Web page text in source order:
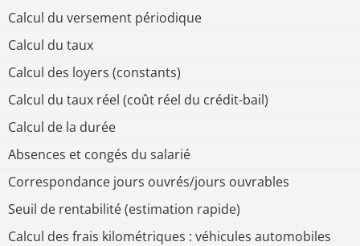
Calcul du versement périodique
Calcul du taux
Calcul des loyers (constants)
Calcul du taux réel (coût réel du crédit-bail)
Calcul de la durée
Absences et congés du salarié
Correspondance jours ouvrés/jours ouvrables
Seuil de rentabilité (estimation rapide)
Calcul des frais kilométriques : véhicules automobiles